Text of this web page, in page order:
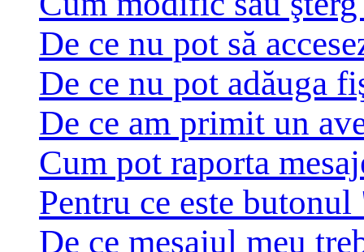
De ce nu pot să
De ce nu pot adăuga
De ce am primit un
Cum pot raporta
Pentru ce este
De ce mesajul meu